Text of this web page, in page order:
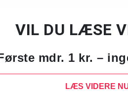
VIL DU LÆSE
mdr. 1 kr. –
LÆS VIDERE